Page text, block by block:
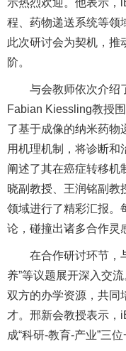
示热烈欢迎。他表示，
程、药物递送系统等领
此次研讨会为契机，推
阶。
与会教师依次介绍
Fabian Kiessling教授
了基于成像的纳米药物
用机理机制，将诊断和
阐述了其在癌症转移机
晓副教授、王润铭副教
领域进行了精彩汇报。
论，碰撞出诸多合作灵
在合作研讨环节，
养”等议题展开深入交
双方的办学资源，共同
才。邢新会教授表示，
成“科研-教育-产业”三